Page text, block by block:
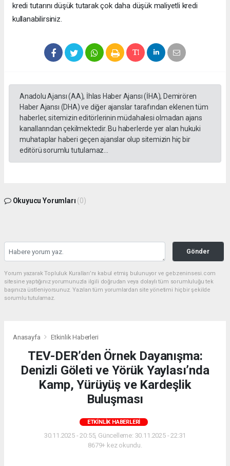
kredi tutarını düşük tutarak çok daha düşük maliyetli kredi
kullanabilirsiniz.
Anadolu Ajansı (AA), İhlas Haber Ajansı (İHA), Demirören
Haber Ajansı (DHA) ve diğer ajanslar tarafından eklenen tüm
haberler, sitemizin editörlerinin müdahalesi olmadan ajans
kanallarından çekilmektedir. Bu haberlerde yer alan hukuki
muhataplar haberi geçen ajanslar olup sitemizin hiç bir
editörü sorumlu tutulamaz...
Okuyucu Yorumları (0)
Gönder
Yorum yazarak Topluluk Kuralları’nı kabul etmiş bulunuyor ve gebzeninsesi.com
sitesine yaptığınız yorumunuzla ilgili doğrudan veya dolaylı tüm sorumluluğu tek
başınıza üstleniyorsunuz. Yazılan tüm yorumlardan site yönetimi hiçbir şekilde
sorumlu tutulamaz.
Anasayfa Etkinlik Haberleri
TEV-DER’den Örnek Dayanışma:
Denizli Göleti ve Yörük Yaylası’nda
Kamp, Yürüyüş ve Kardeşlik
Buluşması
ETKINLIK HABERLERI
30.11.2025 - 20:55, Güncelleme: 30.11.2025 - 22:31
8679+ kez okundu.